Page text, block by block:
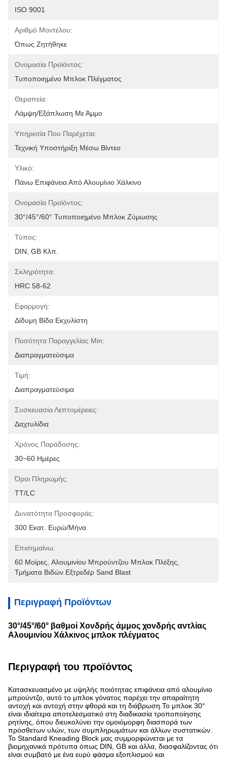
ISO 9001
Αριθμό Μοντέλου:
Όπως Ζητήθηκε
Ονομασία Προϊόντος:
Τυποποιημένο Μπλοκ Πλέγματος
Θεραπεία:
Λάμψη/εξάπλωση Με Άμμο
Υπηρεσία Που Παρέχεται:
Τεχνική Υποστήριξη Μέσω Βίντεο
Υλικό:
Πάνω Επιφάνεια Από Αλουμίνιο Χάλκινο
Ονομασία Προϊόντος:
30°/45°/60° Τυποποιημένο Μπλοκ Ζύμωσης
Τύπος:
DIN, GB Κλπ.
Σκληρότητα:
HRC 58-62
Εφαρμογή:
Δίδυμη Βίδα Εκχυλίστη
Ποσότητα Παραγγελίας Min:
Διαπραγματεύσιμα
Τιμή:
Διαπραγματεύσιμα
Συσκευασία Λεπτομέρειες:
Δαχτυλίδια
Χρόνος Παράδοσης:
30~60 Ημέρες
Όροι Πληρωμής:
TT/LC
Δυνατότητα Προσφοράς:
300 Εκατ. Ευρώ/μήνα
Επισημαίνω:
60 Μοίρες Αλουμινίου Μπρούντζου Μπλοκ Πλέξης
Τμήματα Βιδών Εξτρεδέρ Sand Blast
Περιγραφή Προϊόντων
30°/45°/60° βαθμοί Χονδρής άμμος χονδρής αντλίας
Αλουμινίου Χάλκινος μπλοκ πλέγματος
Περιγραφή του προϊόντος
Κατασκευασμένο με υψηλής ποιότητας επιφάνεια από αλουμίνιο
μπρούντζο, αυτό το μπλοκ γόνατος παρέχει την απαραίτητη
αντοχή και αντοχή στην φθορά και τη διάβρωση.Το μπλοκ 30°
είναι ιδιαίτερα αποτελεσματικό στη διαδικασία τροποποίησης
ρητίνης, όπου διευκολύνει την ομοιόμορφη διασπορά των
πρόσθετων υλών, των συμπληρωμάτων και άλλων συστατικών.
Το Standard Kneading Block μας συμμορφώνεται με τα
βιομηχανικά πρότυπα όπως DIN, GB και άλλα, διασφαλίζοντας ότι
είναι συμβατό με ένα ευρύ φάσμα εξοπλισμού και